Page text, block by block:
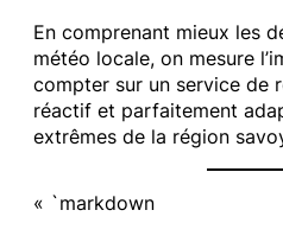
En comprenant mieux les
météo locale, on mesure
compter sur un service de
réactif et parfaitement
extrêmes de la région
« `markdown